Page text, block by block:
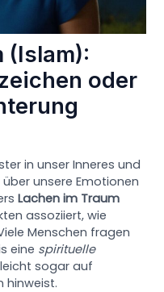
(Islam):
oder
in unser Inneres und
unsere Emotionen
Lachen im Traum
assoziiert, wie
Menschen fragen
eine spirituelle
sogar auf
hinweist.